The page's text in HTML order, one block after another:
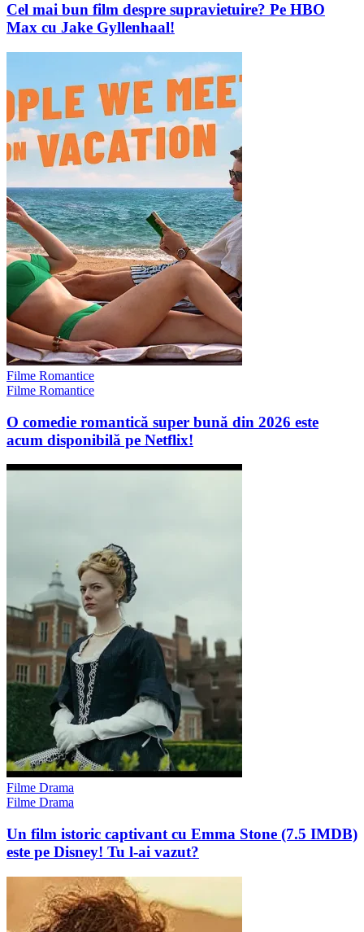
Cel mai bun film despre supravietuire? Pe HBO
Max cu Jake Gyllenhaal!
Filme Romantice
Filme Romantice
O comedie romantică super bună din 2026 este
acum disponibilă pe Netflix!
Filme Drama
Filme Drama
Un film istoric captivant cu Emma Stone (7.5 IMDB)
este pe Disney! Tu l-ai vazut?